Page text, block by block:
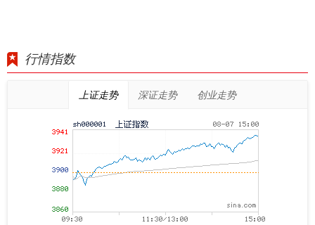
行情指数
上证走势 深证走势 创业走势